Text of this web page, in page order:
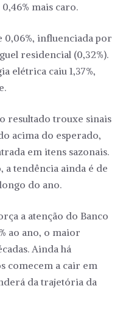
mais caro.
0,06%, influenciada por
residencial (0,32%).
elétrica caiu 1,37%,
resultado trouxe sinais
acima do esperado,
em itens sazonais.
a tendência ainda é de
do ano.
a atenção do Banco
ao ano, o maior
Ainda há
comecem a cair em
da trajetória da